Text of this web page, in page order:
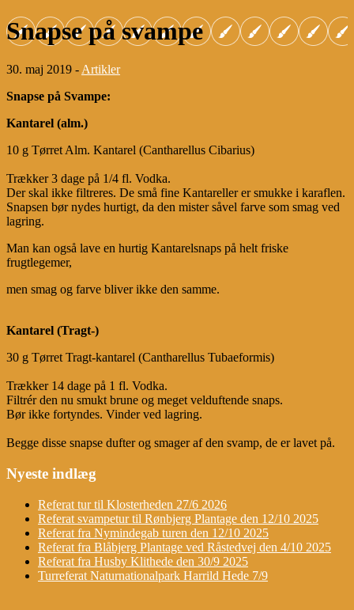
Snapse på svampe
30. maj 2019 - Artikler
Snapse på Svampe:
Kantarel (alm.)
10 g Tørret Alm. Kantarel (Cantharellus Cibarius)
Trækker 3 dage på 1/4 fl. Vodka.
Der skal ikke filtreres. De små fine Kantareller er smukke i karaflen.
Snapsen bør nydes hurtigt, da den mister såvel farve som smag ved
lagring.
Man kan også lave en hurtig Kantarelsnaps på helt friske
frugtlegemer,
men smag og farve bliver ikke den samme.
Kantarel (Tragt-)
30 g Tørret Tragt-kantarel (Cantharellus Tubaeformis)
Trækker 14 dage på 1 fl. Vodka.
Filtrér den nu smukt brune og meget velduftende snaps.
Bør ikke fortyndes. Vinder ved lagring.
Begge disse snapse dufter og smager af den svamp, de er lavet på.
Nyeste indlæg
Referat tur til Klosterheden 27/6 2026
Referat svampetur til Rønbjerg Plantage den 12/10 2025
Referat fra Nymindegab turen den 12/10 2025
Referat fra Blåbjerg Plantage ved Råstedvej den 4/10 2025
Referat fra Husby Klithede den 30/9 2025
Turreferat Naturnationalpark Harrild Hede 7/9